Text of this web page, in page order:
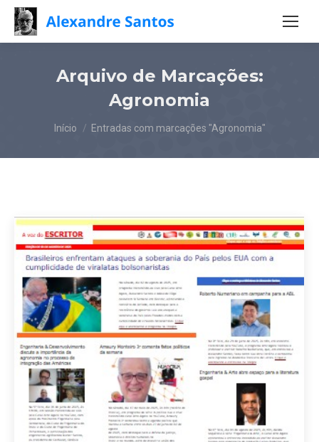
Arquivo de Marcações:
Agronomia
Você está aqui:
Início Entradas com marcações "Agronomia"